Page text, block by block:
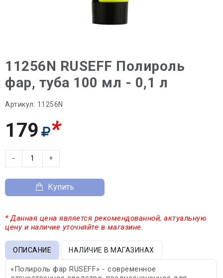
11256N RUSEFF Полироль
фар, туба 100 мл - 0,1 л
Артикул: 11256N
179 *
− +
Купить
* Данная цена является рекомендованной, актуальную
цену и наличие уточняйте в магазине.
ОПИСАНИЕ НАЛИЧИЕ В МАГАЗИНАХ
«Полироль фар RUSEFF» - современное